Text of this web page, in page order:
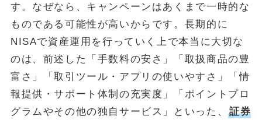
す。なぜなら、キャンペーンはあくまで一時的な
ものである可能性が高いからです。長期的に
NISAで資産運用を行っていく上で本当に大切な
のは、前述した「手数料の安さ」「取扱商品の豊
富さ」「取引ツール・アプリの使いやすさ」「情
報提供・サポート体制の充実度」「ポイントプロ
グラムやその他の独自サービス」といった、証券